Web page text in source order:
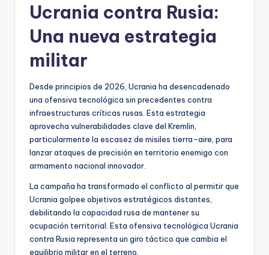
Ucrania contra Rusia:
Una nueva estrategia
militar
Desde principios de 2026, Ucrania ha desencadenado
una ofensiva tecnológica sin precedentes contra
infraestructuras críticas rusas. Esta estrategia
aprovecha vulnerabilidades clave del Kremlin,
particularmente la escasez de misiles tierra-aire, para
lanzar ataques de precisión en territorio enemigo con
armamento nacional innovador.
La campaña ha transformado el conflicto al permitir que
Ucrania golpee objetivos estratégicos distantes,
debilitando la capacidad rusa de mantener su
ocupación territorial. Esta ofensiva tecnológica Ucrania
contra Rusia representa un giro táctico que cambia el
equilibrio militar en el terreno.